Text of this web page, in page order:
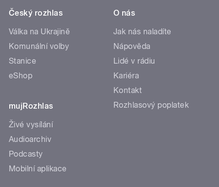
Český rozhlas
Válka na Ukrajině
Komunální volby
Stanice
eShop
mujRozhlas
Živé vysílání
Audioarchiv
Podcasty
Mobilní aplikace
O nás
Jak nás naladíte
Nápověda
Lidé v rádiu
Kariéra
Kontakt
Rozhlasový poplatek